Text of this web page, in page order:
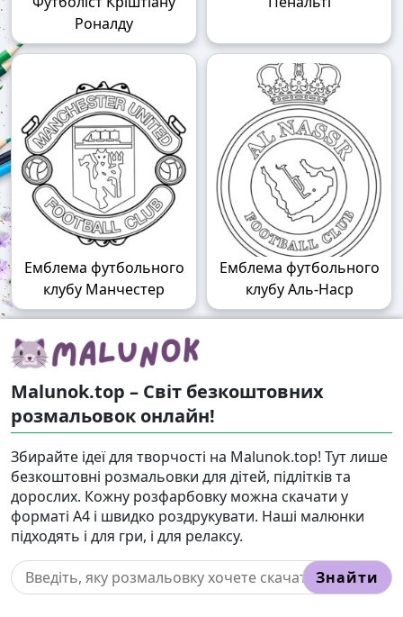
Роналду
Емблема футбольного
клубу Манчестер
Емблема футбольного
клубу Аль-Наср
Malunok.top – Світ безкоштовних
розмальовок онлайн!
Збирайте ідеї для творчості на Malunok.top! Тут лише
безкоштовні розмальовки для дітей, підлітків та
дорослих. Кожну розфарбовку можна скачати у
форматі А4 і швидко роздрукувати. Наші малюнки
підходять і для гри, і для релаксу.
Знайти